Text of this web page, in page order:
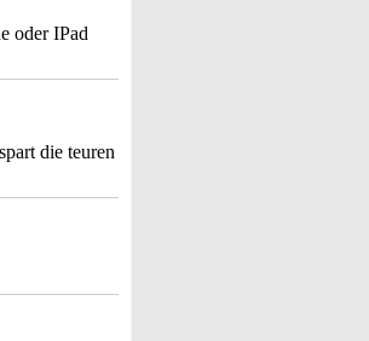
oder IPad
die teuren